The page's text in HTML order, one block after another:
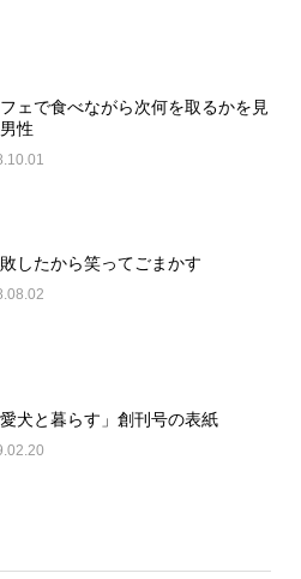
ェで食べながら次何を取るかを見
性
したから笑ってごまかす
愛犬と暮らす」創刊号の表紙